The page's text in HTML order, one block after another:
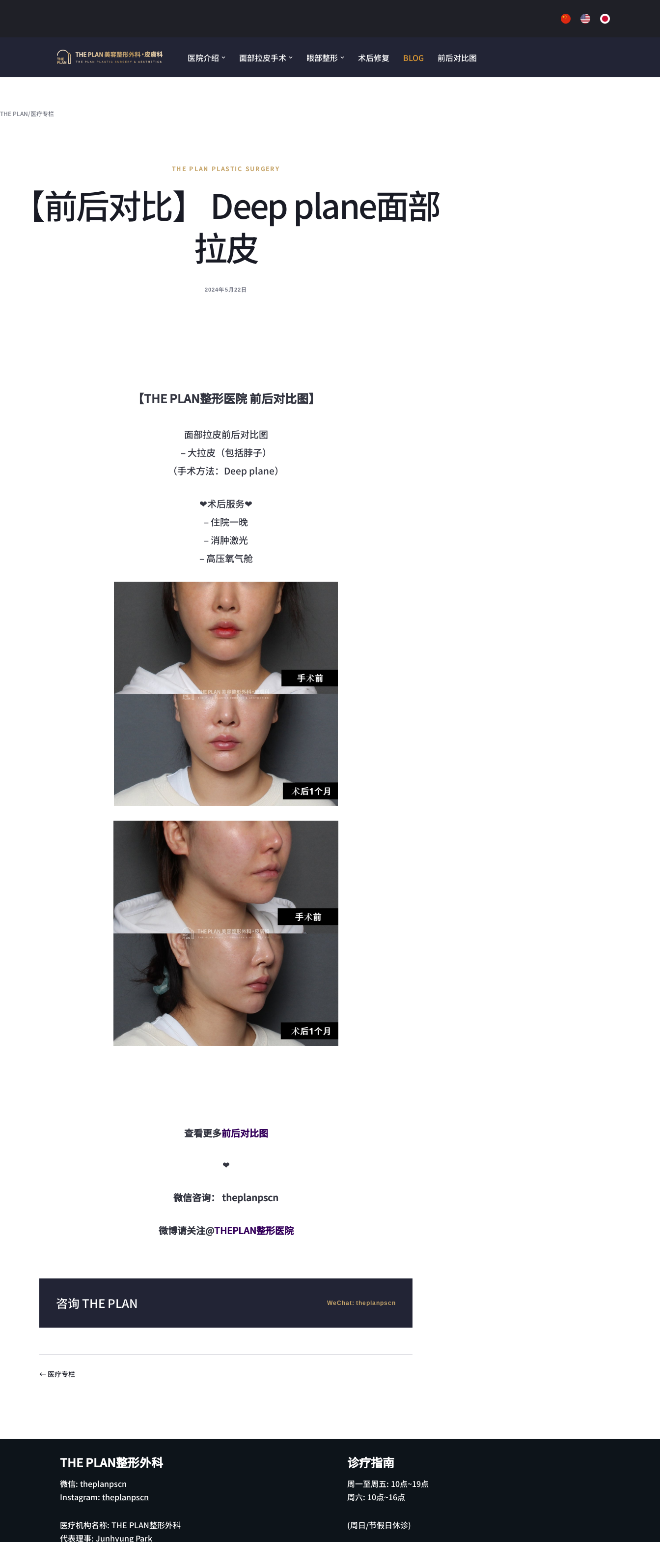
医院介绍 面部拉皮手术 眼部整形 术后修复 BLOG 前后对比图
THE PLAN/医疗专栏
THE PLAN PLASTIC SURGERY
【前后对比】 Deep plane面部
拉皮
2024年5月22日
【THE PLAN整形医院 前后对比图】
面部拉皮前后对比图
– 大拉皮（包括脖子）
（手术方法：Deep plane）
❤术后服务❤
– 住院一晚
– 消肿激光
– 高压氧气舱
查看更多前后对比图
❤
微信咨询： theplanpscn
微博请关注@THEPLAN整形医院
咨询 THE PLAN WeChat: theplanpscn
← 医疗专栏
THE PLAN整形外科
微信: theplanpscn
Instagram: theplanpscn
医疗机构名称: THE PLAN整形外科
代表理事: Junhyung Park
诊疗指南
周一至周五: 10点~19点
周六: 10点~16点
(周日/节假日休诊)